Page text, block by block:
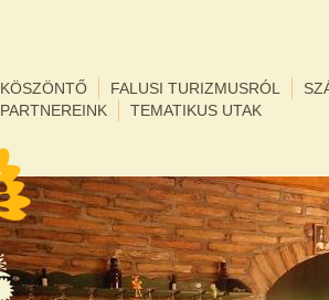
KÖSZÖNTŐ FALUSI TURIZMUSRÓL
PARTNEREINK
TEMATIKUS UTAK